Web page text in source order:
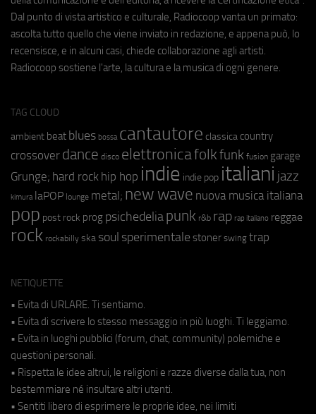
Dal punto di vista artistico e culturale, Radiocoop vanta un primato:
ascolta tutto quello che viene inviato in redazione, e appena può, lo
recensisce, e in alcuni casi, chiede collaborazione agli artisti.
Radiocoop sostiene l'arte, la cultura e la musica di ogni genere.
TAG CLOUD
ambient beat blues bossa cantautore classica country
crossover dance disco elettronicafolkfunk fusion garage
Grunge; hard rock hip hop indie indie pop italiani jazz
kimura laPOP lounge metal; new wave nuova musica italiana
pop post rock prog psichedeliapunk r&b rap rap italiano reggae
rock rockabilly ska soul sperimentale stoner swing trap
NETIQUETTE
• Evita di URLARE. Ti sentiamo.
• Evita di scrivere lo stesso messaggio in più luoghi. Ti leggiamo.
• Evita in luoghi pubblici (forum, chat, community) polemiche e
questioni personali.
• Rispetta le idee altrui, le religioni e razze diverse dalla tua, non
bestemmiare né insultare altri utenti.
• Sentiti libero di esprimere le proprie idee, nei limiti